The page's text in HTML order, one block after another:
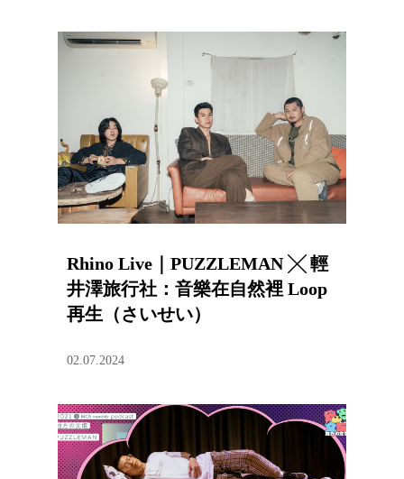
Rhino Live｜PUZZLEMAN ╳ 輕
井澤旅行社：音樂在自然裡 Loop
再生（さいせい）
02.07.2024